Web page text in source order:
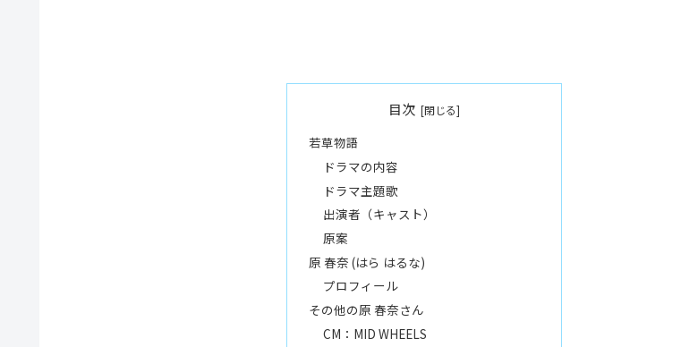
目次
若草物語
ドラマの内容
ドラマ主題歌
出演者（キャスト）
原案
原 春奈 (はら はるな)
プロフィール
その他の原 春奈さん
CM：MID WHEELS